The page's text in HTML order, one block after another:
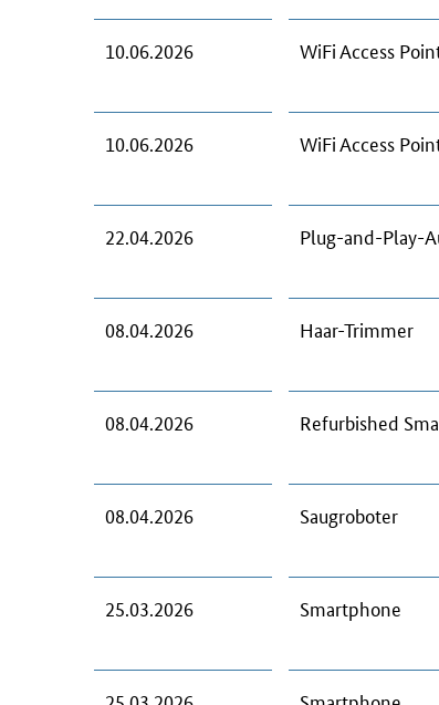
10.06.2026 WiFi Access
10.06.2026 WiFi Access
22.04.2026 Plug-and-Play-
08.04.2026 Haar-Trimmer
08.04.2026 Refurbished
08.04.2026 Saugroboter
25.03.2026 Smartphone